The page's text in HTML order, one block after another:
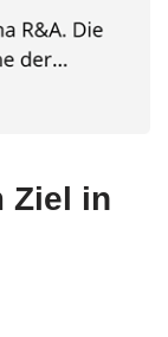
Ziel in